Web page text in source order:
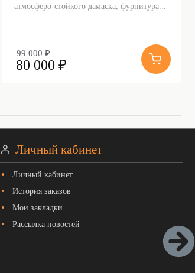
атмосферо-стойкого дамаска, фурнитура...
99 000 ₽
80 000 ₽
Личный кабинет
Личный кабинет
История заказов
Мои закладки
Рассылка новостей